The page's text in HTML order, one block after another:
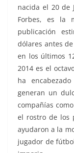
nacida el 20 de
Forbes, es la
publicación
dólares antes
en los últimos
2014 es el
ha
generan un
compañías
el rostro de los
ayudaron a la
jugador de